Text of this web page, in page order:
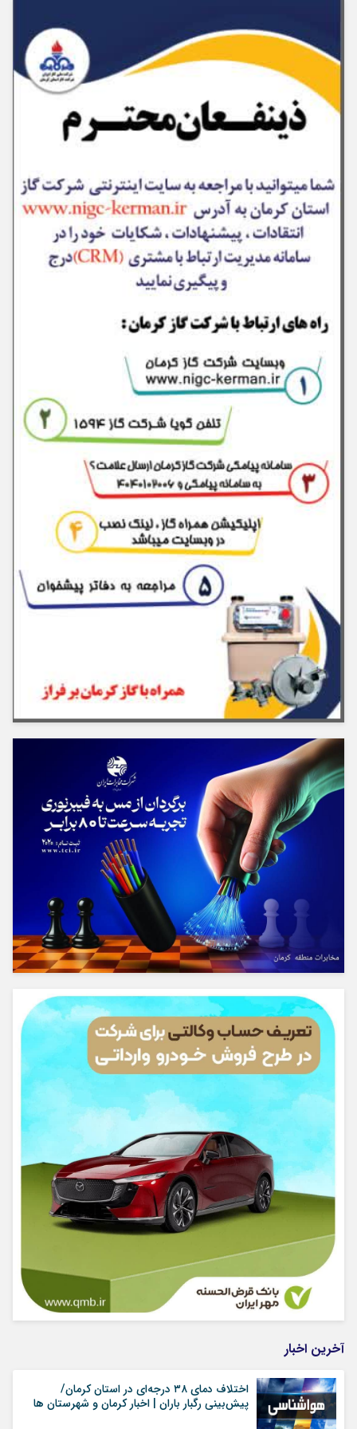
آخرین اخبار
اختلاف دمای ۳۸ درجه‌ای در استان کرمان/
پیش‌بینی رگبار باران | اخبار کرمان و شهرستان ها